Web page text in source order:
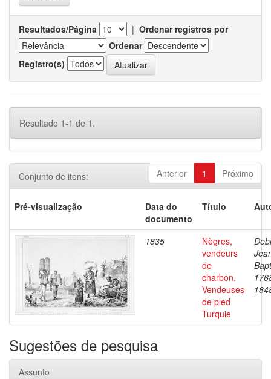
Resultados/Página | Ordenar registros por
Ordenar
Registro(s)
Resultado 1-1 de 1.
Anterior 1 Próximo
Conjunto de itens:
Pré-visualização
Data do
documento
Título
1835
Nègres,
vendeurs
de
charbon.
Vendeuses
de pled
Turquie
Sugestões de pesquisa
Assunto